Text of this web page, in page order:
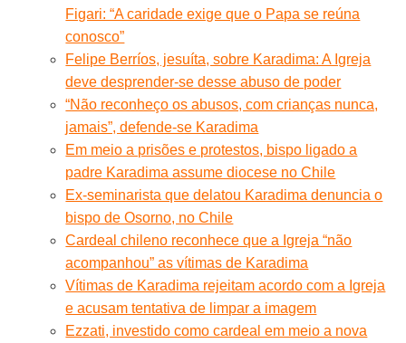
Figari: “A caridade exige que o Papa se reúna
conosco”
Felipe Berríos, jesuíta, sobre Karadima: A Igreja
deve desprender-se desse abuso de poder
“Não reconheço os abusos, com crianças nunca,
jamais”, defende-se Karadima
Em meio a prisões e protestos, bispo ligado a
padre Karadima assume diocese no Chile
Ex-seminarista que delatou Karadima denuncia o
bispo de Osorno, no Chile
Cardeal chileno reconhece que a Igreja “não
acompanhou” as vítimas de Karadima
Vítimas de Karadima rejeitam acordo com a Igreja
e acusam tentativa de limpar a imagem
Ezzati, investido como cardeal em meio a nova